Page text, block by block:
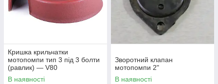
Кришка крильчатки
мотопомпи тип 3 під 3 болти
(равлик) — V80
В наявності
Зворотний клапан
мотопомпи 2"
В наявності